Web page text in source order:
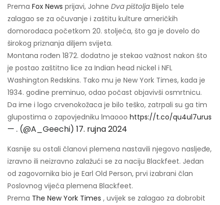
Prema Fox News prijavi, Johne Dva pištolja Bijelo tele
zalagao se za očuvanje i zaštitu kulture američkih
domorodaca početkom 20. stoljeća, što ga je dovelo do
širokog priznanja diljem svijeta.
Montana rođen 1872. dodatno je stekao važnost nakon što
je postao zaštitno lice za Indian head nickel i NFL
Washington Redskins. Tako mu je New York Times, kada je
1934. godine preminuo, odao počast objavivši osmrtnicu.
Da ime i logo crvenokožaca je bilo teško, zatrpali su ga tim
glupostima o zapovjedniku lmaooo https://t.co/qu4ul7urus
— . (@A_Geechi) 17. rujna 2024
Kasnije su ostali članovi plemena nastavili njegovo nasljeđe,
izravno ili neizravno zalažući se za naciju Blackfeet. Jedan
od zagovornika bio je Earl Old Person, prvi izabrani član
Poslovnog vijeća plemena Blackfeet.
Prema The New York Times , uvijek se zalagao za dobrobit